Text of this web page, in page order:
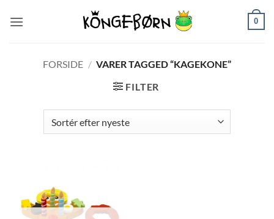
0
FORSIDE / VARER TAGGED “KAGEKONE”
FILTER